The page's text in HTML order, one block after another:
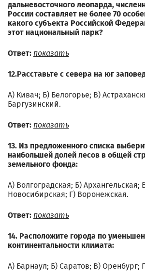
дальневосточного леопарда,
России составляет не более 70
какого субъекта Российской
этот национальный парк?
Ответ: показать
12.Расставьте с севера на юг
А) Кивач; Б) Белогорье; В)
Баргузинский.
Ответ: показать
13. Из предложенного списка
наибольшей долей лесов в общей
земельного фонда:
А) Волгоградская; Б) Архангельская;
Новосибирская; Г) Воронежская.
Ответ: показать
14. Расположите города по
континентальности климата:
А) Барнаул; Б) Саратов; В) Оренбург;